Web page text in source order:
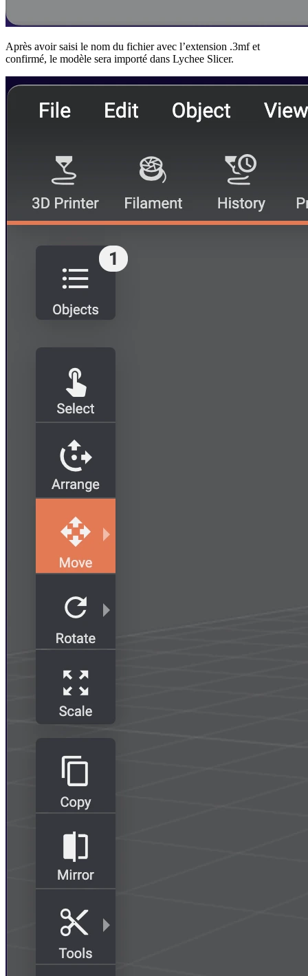
Après avoir saisi le nom du fichier avec l’extension .3mf et
confirmé, le modèle sera importé dans Lychee Slicer.